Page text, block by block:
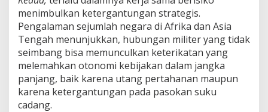
menimbulkan ketergantungan strategis.
Pengalaman sejumlah negara di Afrika dan Asia
Tengah menunjukkan, hubungan militer yang tidak
seimbang bisa memunculkan keterikatan yang
melemahkan otonomi kebijakan dalam jangka
panjang, baik karena utang pertahanan maupun
karena ketergantungan pada pasokan suku
cadang.